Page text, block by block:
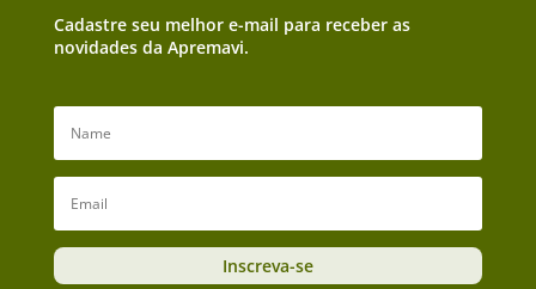
Cadastre seu melhor e-mail para receber as
novidades da Apremavi.
Inscreva-se